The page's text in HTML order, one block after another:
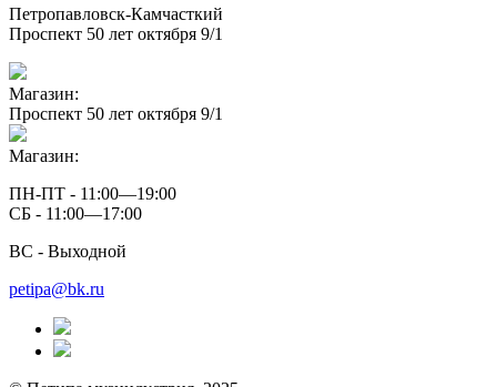
Петропавловск-Камчасткий
Проспект 50 лет октября 9/1
Магазин:
Проспект 50 лет октября 9/1
Магазин:
ПН-ПТ - 11:00—19:00
СБ - 11:00—17:00
ВС - Выходной
petipa@bk.ru